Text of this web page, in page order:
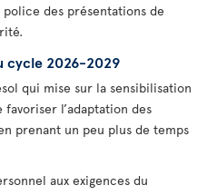
des présentations de
cycle 2026-2029
qui mise sur la sensibilisation
l’adaptation des
prenant un peu plus de temps
aux exigences du